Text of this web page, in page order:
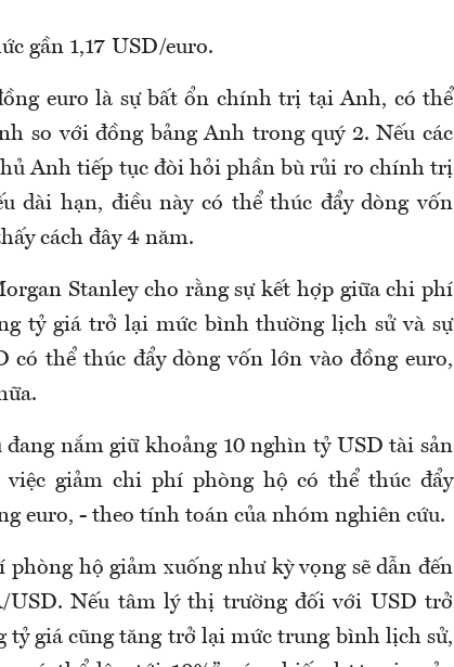
gần 1,17 USD/euro.
euro là sự bất ổn chính trị tại Anh, có thể
so với đồng bảng Anh trong quý 2. Nếu các
Anh tiếp tục đòi hỏi phần bù rủi ro chính trị
dài hạn, điều này có thể thúc đẩy dòng vốn
cách đây 4 năm.
Stanley cho rằng sự kết hợp giữa chi phí
tỷ giá trở lại mức bình thường lịch sử và sự
có thể thúc đẩy dòng vốn lớn vào đồng euro,
nắm giữ khoảng 10 nghìn tỷ USD tài sản
giảm chi phí phòng hộ có thể thúc đẩy
euro, - theo tính toán của nhóm nghiên cứu.
hộ giảm xuống như kỳ vọng sẽ dẫn đến
USD. Nếu tâm lý thị trường đối với USD trở
tỷ giá cũng tăng trở lại mức trung bình lịch sử,